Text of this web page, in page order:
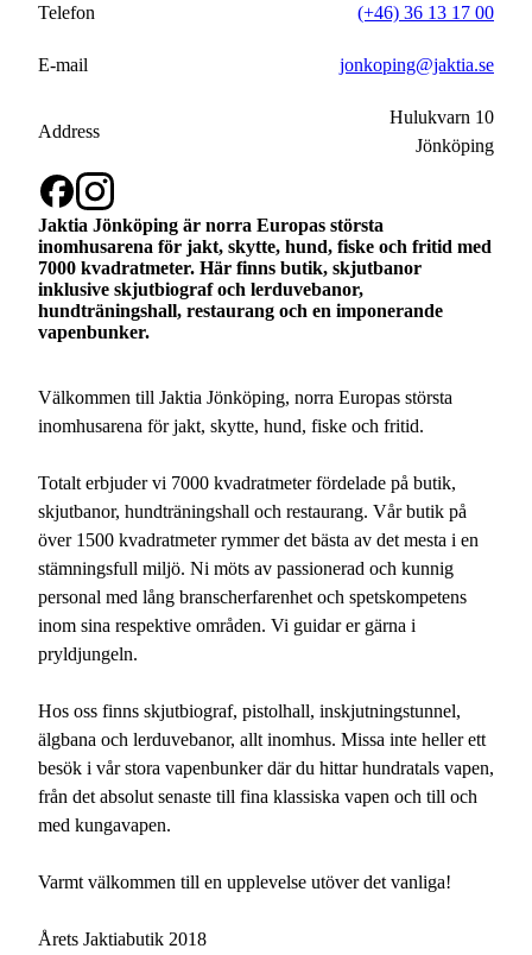
2026-05-01 Stängt
2026-05-14 Stängt
Stängt
2026-06-19
2026-06-20
2026-10-31
2026-12-24
2026-12-26
2026-12-31 Stängt
2027-01-01 Stängt
2027-01-06
Telefon (+46) 36 13 17 00
E-mail jonkoping@jaktia.se
Address
Hulukvarn 10
Jönköping
Jaktia Jönköping är norra Europas största
inomhusarena för jakt, skytte, hund, fiske och fritid med
7000 kvadratmeter. Här finns butik, skjutbanor
inklusive skjutbiograf och lerduvebanor,
hundträningshall, restaurang och en imponerande
vapenbunker.
Välkommen till Jaktia Jönköping, norra Europas största
inomhusarena för jakt, skytte, hund, fiske och fritid.
Totalt erbjuder vi 7000 kvadratmeter fördelade på butik,
skjutbanor, hundträningshall och restaurang. Vår butik på
över 1500 kvadratmeter rymmer det bästa av det mesta i en
stämningsfull miljö. Ni möts av passionerad och kunnig
personal med lång branscherfarenhet och spetskompetens
inom sina respektive områden. Vi guidar er gärna i
pryldjungeln.
Hos oss finns skjutbiograf, pistolhall, inskjutningstunnel,
älgbana och lerduvebanor, allt inomhus. Missa inte heller ett
besök i vår stora vapenbunker där du hittar hundratals vapen,
från det absolut senaste till fina klassiska vapen och till och
med kungavapen.
Varmt välkommen till en upplevelse utöver det vanliga!
Årets Jaktiabutik 2018